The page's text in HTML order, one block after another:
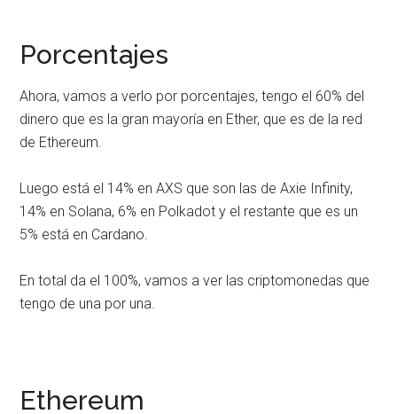
Porcentajes
Ahora, vamos a verlo por porcentajes, tengo el 60% del
dinero que es la gran mayoría en Ether, que es de la red
de Ethereum.
Luego está el 14% en AXS que son las de Axie Infinity,
14% en Solana, 6% en Polkadot y el restante que es un
5% está en Cardano.
En total da el 100%, vamos a ver las criptomonedas que
tengo de una por una.
Ethereum